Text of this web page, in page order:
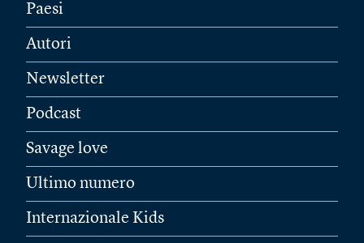
Paesi
Autori
Newsletter
Podcast
Savage love
Ultimo numero
Internazionale Kids